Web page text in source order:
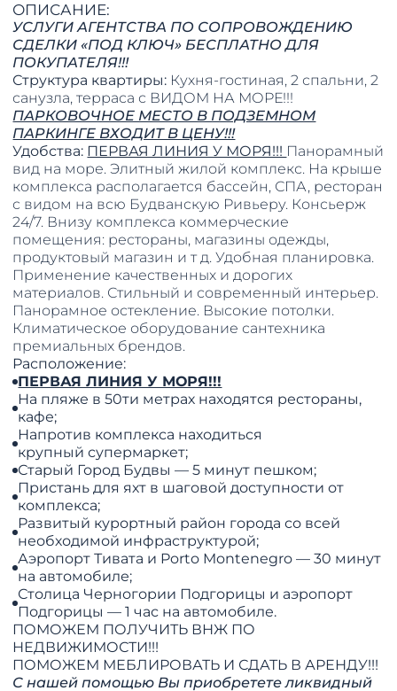
ОПИСАНИЕ:
УСЛУГИ АГЕНТСТВА ПО СОПРОВОЖДЕНИЮ
СДЕЛКИ «ПОД КЛЮЧ» БЕСПЛАТНО ДЛЯ
ПОКУПАТЕЛЯ!!!
Структура квартиры: Кухня-гостиная, 2 спальни, 2
санузла, терраса с ВИДОМ НА МОРЕ!!!
ПАРКОВОЧНОЕ МЕСТО В ПОДЗЕМНОМ
ПАРКИНГЕ ВХОДИТ В ЦЕНУ!!!
Удобства: ПЕРВАЯ ЛИНИЯ У МОРЯ!!! Панорамный
вид на море. Элитный жилой комплекс. На крыше
комплекса располагается бассейн, СПА, ресторан
с видом на всю Будванскую Ривьеру. Консьерж
24/7. Внизу комплекса коммерческие
помещения: рестораны, магазины одежды,
продуктовый магазин и т д. Удобная планировка.
Применение качественных и дорогих
материалов. Стильный и современный интерьер.
Панорамное остекление. Высокие потолки.
Климатическое оборудование сантехника
премиальных брендов.
Расположение:
ПЕРВАЯ ЛИНИЯ У МОРЯ!!!
На пляже в 50ти метрах находятся рестораны,
кафе;
Напротив комплекса находиться
крупный супермаркет;
Старый Город Будвы — 5 минут пешком;
Пристань для яхт в шаговой доступности от
комплекса;
Развитый курортный район города со всей
необходимой инфраструктурой;
Аэропорт Тивата и Porto Montenegro — 30 минут
на автомобиле;
Столица Черногории Подгорицы и аэропорт
Подгорицы — 1 час на автомобиле.
ПОМОЖЕМ ПОЛУЧИТЬ ВНЖ ПО
НЕДВИЖИМОСТИ!!!
​​​​​​​ПОМОЖЕМ МЕБЛИРОВАТЬ И СДАТЬ В АРЕНДУ!!!
С нашей помощью Вы приобретете ликвидный